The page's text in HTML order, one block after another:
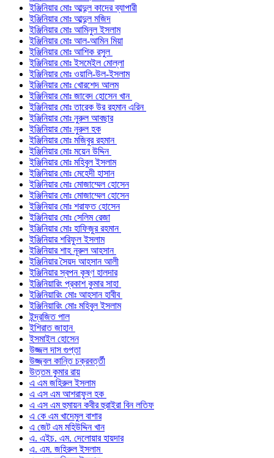
ইঞ্জিনিয়ার মোঃ আব্দুল কাদের ব্যাপারী
ইঞ্জিনিয়ার মোঃ আব্দুল মজিদ
ইঞ্জিনিয়ার মোঃ আমিনুল ইসলাম
ইঞ্জিনিয়ার মোঃ আল-আমিন মিয়া
ইঞ্জিনিয়ার মোঃ আশিক রসুল
ইঞ্জিনিয়ার মোঃ ইসমেইল মোল্লা
ইঞ্জিনিয়ার মোঃ ওয়ালি-উল-ইসলাম
ইঞ্জিনিয়ার মোঃ খোরশেদ আলম
ইঞ্জিনিয়ার মোঃ জাবেদ হোসেন খান
ইঞ্জিনিয়ার মোঃ তারেক উর রহমান এরিন
ইঞ্জিনিয়ার মোঃ নুরুল আবছার
ইঞ্জিনিয়ার মোঃ নুরুল হক
ইঞ্জিনিয়ার মোঃ মজিবুর রহমান
ইঞ্জিনিয়ার মোঃ ময়েন উদ্দিন
ইঞ্জিনিয়ার মোঃ মহিবুল ইসলাম
ইঞ্জিনিয়ার মোঃ মেহেদী হাসান
ইঞ্জিনিয়ার মোঃ মোজাম্মেল হোসেন
ইঞ্জিনিয়ার মোঃ মোজাম্মেল হোসেন
ইঞ্জিনিয়ার মোঃ শরাফত হোসেন
ইঞ্জিনিয়ার মোঃ সেলিম রেজা
ইঞ্জিনিয়ার মোঃ হাফিজুর রহমান
ইঞ্জিনিয়ার শরিফুল ইসলাম
ইঞ্জিনিয়ার শাহ নূরুল আহসান
ইঞ্জিনিয়ার সৈয়দ আহসান আলী
ইঞ্জিনিয়ার স্বপন কৃষ্ণ হালদার
ইঞ্জিনিয়ারিং প্রকাশ কুমার সাহা
ইঞ্জিনিয়ারিং মোঃ আহসান হাবীব
ইঞ্জিনিয়ারিং মোঃ মহিবুল ইসলাম
ইন্দ্রজিত পাল
ইশিরাত জাহান
ইসমাইল হোসেন
উজ্জল দাস গুপ্তা
উজ্জ্বল কান্তি চক্রবর্ত্তী
উত্তম কুমার রায়
এ এম জহিরুল ইসলাম
এ এস এম আশরাফুল হক
এ এস এম হুমায়ন কবীর হুরাইরা বিন লতিফ
এ কে এম খাদেমুল বাশার
এ জেট এম মহিউদ্দিন খান
এ. এইচ. এম. দেলোয়ার হায়দার
এ. এম. জহিরুল ইসলাম